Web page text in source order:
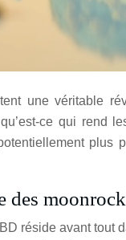
une véritable
ce qui rend
des
réside avant tout